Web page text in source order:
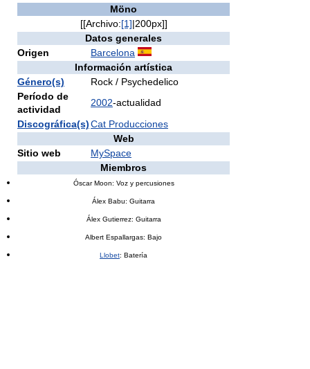
Möno
[[Archivo:[1]|200px]]
Datos generales
Origen
Barcelona
Información artística
Género(s)
Rock / Psychedelico
Período de
actividad
2002-actualidad
Discográfica(s)Cat Producciones
Web
Sitio web
MySpace
Miembros
Óscar Moon: Voz y percusiones
Álex Babu: Guitarra
Álex Gutierrez: Guitarra
Albert Espallargas: Bajo
Llobet: Batería